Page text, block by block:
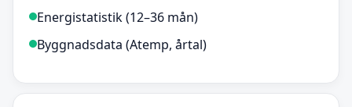
Energistatistik (12–36 mån)
Byggnadsdata (Atemp, årtal)